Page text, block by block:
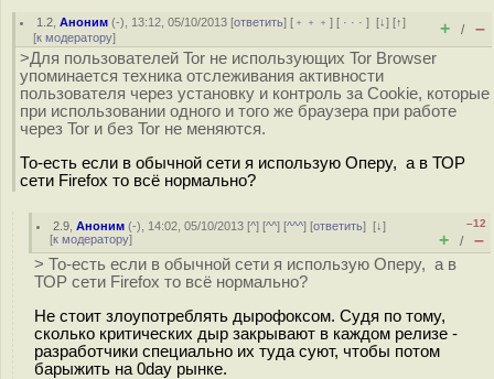
1.2 ,Аноним (-), 13:12, 05/10/2013 [ответить] [ ﹢﹢﹢] [ · · ·][↓] [↑]
[к модератору] + / –
>Для пользователей Tor не использующих Tor Browser
упоминается техника отслеживания активности
пользователя через установку и контроль за Cookie, которые
при использовании одного и того же браузера при работе
через Tor и без Tor не меняются.
То-есть если в обычной сети я использую Оперу, а в ТОР
сети Firefox то всё нормально?
2.9 ,Аноним (-), 14:02, 05/10/2013 [^] [^^] [^^^] [ответить][↓]
[к модератору]
–12
+ / –
> То-есть если в обычной сети я использую Оперу, а в
ТОР сети Firefox то всё нормально?
Не стоит злоупотреблять дырофоксом. Судя по тому,
сколько критических дыр закрывают в каждом релизе -
разработчики специально их туда суют, чтобы потом
барыжить на 0day рынке.